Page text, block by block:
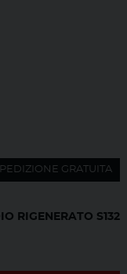
GRATUITA
RIGENERATO S132